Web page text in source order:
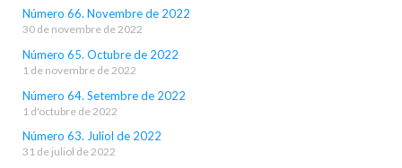
Número 66. Novembre de 2022
30 de novembre de 2022
Número 65. Octubre de 2022
1 de novembre de 2022
Número 64. Setembre de 2022
1 d'octubre de 2022
Número 63. Juliol de 2022
31 de juliol de 2022